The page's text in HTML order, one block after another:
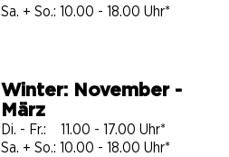
Sa. + So.: 10.00 - 18.00 Uhr*
Winter: November -
März
Di. - Fr.: 11.00 - 17.00 Uhr*
Sa. + So.: 10.00 - 18.00 Uhr​​​*